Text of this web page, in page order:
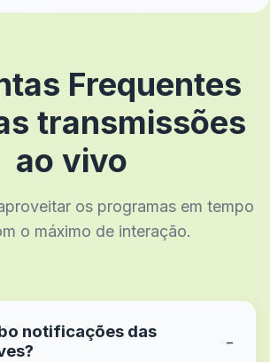
Frequentes
transmissões
ao vivo
os programas em tempo
o máximo de interação.
notificações das
−